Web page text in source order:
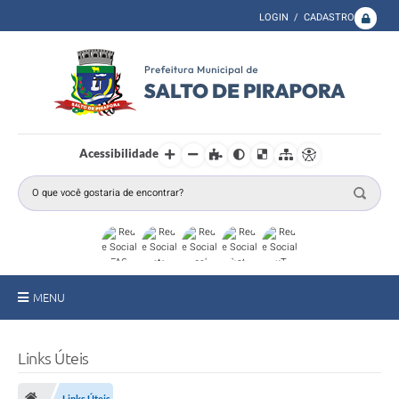
LOGIN / CADASTRO
Acessibilidade
MENU
Links Úteis